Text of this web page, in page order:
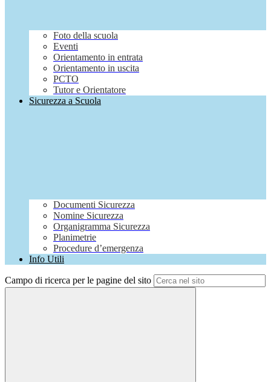
Foto della scuola
Eventi
Orientamento in entrata
Orientamento in uscita
PCTO
Tutor e Orientatore
Sicurezza a Scuola
Documenti Sicurezza
Nomine Sicurezza
Organigramma Sicurezza
Planimetrie
Procedure d’emergenza
Info Utili
Campo di ricerca per le pagine del sito